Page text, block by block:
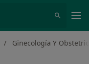
Ginecología Y